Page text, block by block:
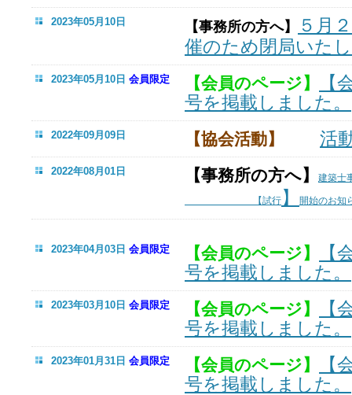
2023年05月10日 【事務所の方へ】
５月
催のため閉局いた
2023年05月10日 会員限定 【会員のページ】
【
号を掲載しました。
2022年09月09日 【協会活動】 活
2022年08月01日 【事務所の方へ】 建築士
【試行 】 開始のお知
2023年04月03日 会員限定 【会員のページ】
【
号を掲載しました。
2023年03月10日 会員限定 【会員のページ】
【
号を掲載しました。
2023年01月31日 会員限定 【会員のページ】
【
号を掲載しました。